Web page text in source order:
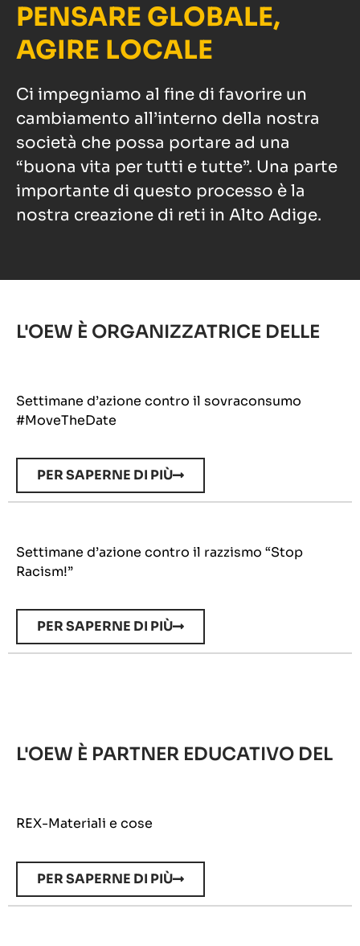
PENSARE GLOBALE,
AGIRE LOCALE
Ci impegniamo al fine di favorire un
cambiamento all’interno della nostra
società che possa portare ad una
“buona vita per tutti e tutte”. Una parte
importante di questo processo è la
nostra creazione di reti in Alto Adige.
L'OEW È ORGANIZZATRICE DELLE
Settimane d’azione contro il sovraconsumo
#MoveTheDate
PER SAPERNE DI PIÙ
Settimane d’azione contro il razzismo “Stop
Racism!”
PER SAPERNE DI PIÙ
L'OEW È PARTNER EDUCATIVO DEL
REX-Materiali e cose
PER SAPERNE DI PIÙ